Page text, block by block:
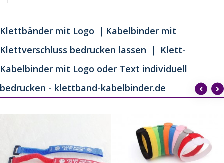
Klettbänder mit Logo ｜Kabelbinder mit
Klettverschluss bedrucken lassen ｜ Klett-
Kabelbinder mit Logo oder Text individuell
bedrucken - klettband-kabelbinder.de